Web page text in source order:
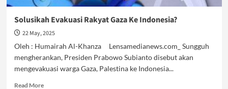
Solusikah Evakuasi Rakyat Gaza Ke Indonesia?
22 May, 2025
Oleh : Humairah Al-Khanza Lensamedianews.com_ Sungguh
mengherankan, Presiden Prabowo Subianto disebut akan
mengevakuasi warga Gaza, Palestina ke Indonesia...
Read MoreRead